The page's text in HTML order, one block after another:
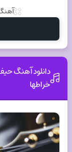
دانلود آهنگ
خراطها